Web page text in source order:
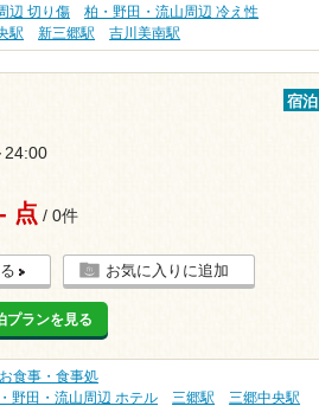
辺 切り傷
柏・野田・流山周辺 冷え性
駅 新三郷駅 吉川美南駅
宿泊
24:00
- 点 / 0件
お気に入りに追加
プランを見る
食事・食事処
野田・流山周辺 ホテル 三郷駅 三郷中央駅